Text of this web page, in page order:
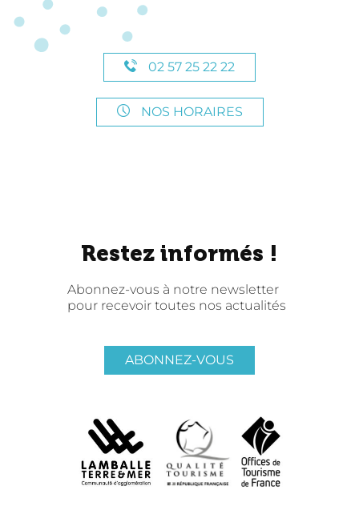
02 57 25 22 22
NOS HORAIRES
Restez informés !
Abonnez-vous à notre newsletter
pour recevoir toutes nos actualités
ABONNEZ-VOUS